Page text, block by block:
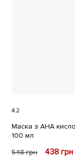
4.2
Маска з АНА
100 мл
548грн 438грн